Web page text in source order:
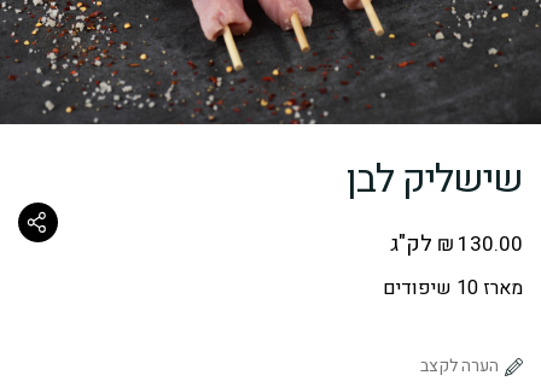
שישליק לבן
₪ 130.00 לק"ג
מארז 10 שיפודים